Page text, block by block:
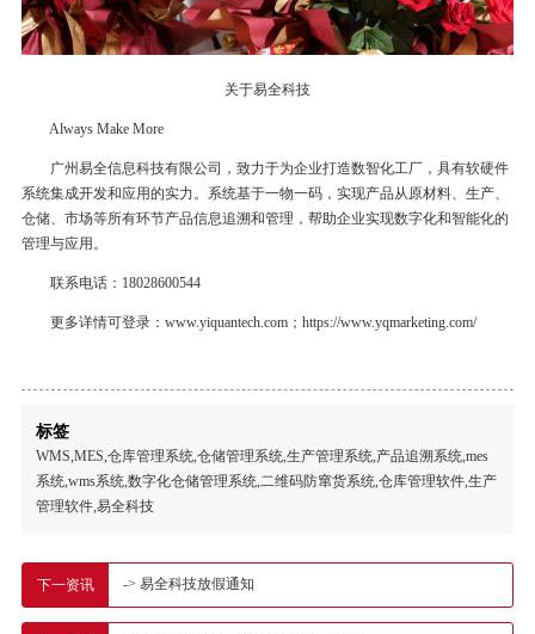
关于易全科技
Always Make More
广州易全信息科技有限公司，致力于为企业打造数智化工厂，具有软硬件
系统集成开发和应用的实力。系统基于一物一码，实现产品从原材料、生产、
仓储、市场等所有环节产品信息追溯和管理，帮助企业实现数字化和智能化的
管理与应用。
联系电话：18028600544
更多详情可登录：www.yiquantech.com；https://www.yqmarketing.com/
标签
WMS,MES,仓库管理系统,仓储管理系统,生产管理系统,产品追溯系统,mes
系统,wms系统,数字化仓储管理系统,二维码防窜货系统,仓库管理软件,生产
管理软件,易全科技
下一资讯 -> 易全科技放假通知